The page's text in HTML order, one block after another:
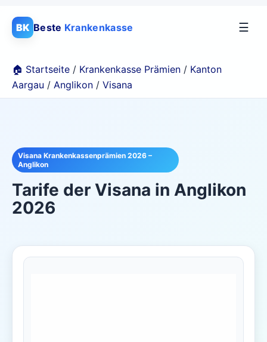
BK Beste Krankenkasse ☰
🏠 Startseite / Krankenkasse Prämien / Kanton
Aargau / Anglikon / Visana
Visana Krankenkassenprämien 2026 –
Anglikon
Tarife der Visana in Anglikon
2026